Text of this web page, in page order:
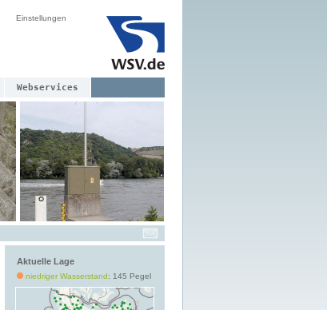
Einstellungen
Webservices
Aktuelle Lage
niedriger Wasserstand: 145 Pegel